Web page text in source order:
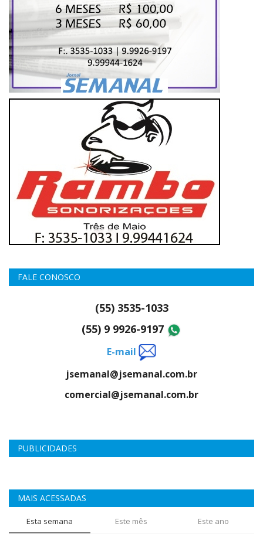
FALE CONOSCO
(55) 3535-1033
(55) 9 9926-9197
E-mail
jsemanal@jsemanal.com.br
comercial@jsemanal.com.br
PUBLICIDADES
MAIS ACESSADAS
Esta semana Este mês Este ano